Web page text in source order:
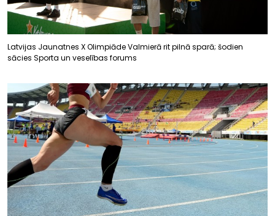
Latvijas Jaunatnes X Olimpiāde Valmierā rit pilnā sparā; šodien
sācies Sporta un veselības forums